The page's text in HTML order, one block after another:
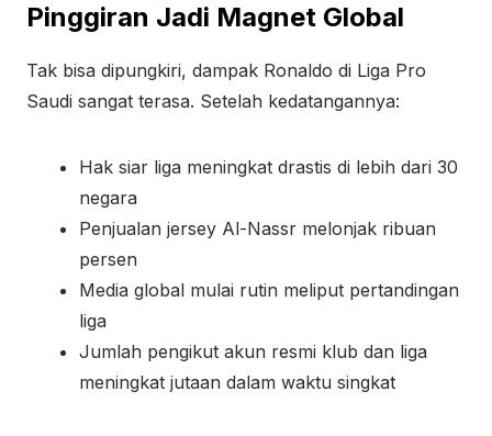
Pinggiran Jadi Magnet Global
Tak bisa dipungkiri, dampak Ronaldo di Liga Pro
Saudi sangat terasa. Setelah kedatangannya:
Hak siar liga meningkat drastis di lebih dari 30
negara
Penjualan jersey Al-Nassr melonjak ribuan
persen
Media global mulai rutin meliput pertandingan
liga
Jumlah pengikut akun resmi klub dan liga
meningkat jutaan dalam waktu singkat